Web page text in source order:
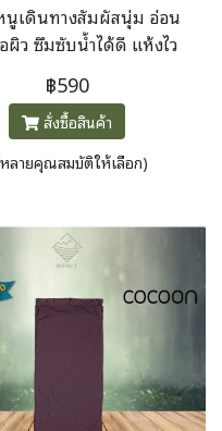
นูเดินทางสัมผัสนุ่ม อ่อน
ผิว ซึมซับน้ำได้ดี แห้งไว
ะสำหรับพกพาในการเดิน
รือกิจกรรมกลางแจ้งทุก
ท ผ่านกระบวนการผลิตไล
ล์ (Lyocell) ผลิตจากต้นยู
คาลิปตัส
฿590
สั่งซื้อสินค้า
ลายคุณสมบัติให้เลือก)